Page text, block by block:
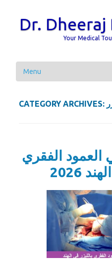
Dr.
Your Medical
Skip to content
CATEGORY ARCHIVES:
العمود الفقري
2026